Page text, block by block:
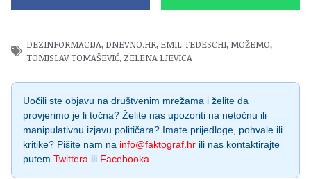
DEZINFORMACIJA, DNEVNO.HR, EMIL TEDESCHI, MOŽEMO,
TOMISLAV TOMAŠEVIĆ, ZELENA LJEVICA
Uočili ste objavu na društvenim mrežama i želite da
provjerimo je li točna? Želite nas upozoriti na netočnu ili
manipulativnu izjavu političara? Imate prijedloge, pohvale ili
kritike? Pišite nam na info@faktograf.hr ili nas kontaktirajte
putem Twittera ili Facebooka